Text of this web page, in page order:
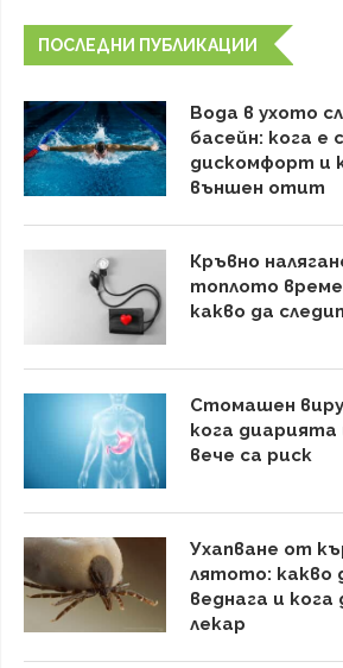
ПОСЛЕДНИ ПУБЛИКАЦИИ
Вода в ухото
басейн: кога е
дискомфорт и
външен отит
Кръвно
топлото
какво да
Стомашен
кога
вече са риск
Ухапване от
лятото: какво
веднага и
лекар